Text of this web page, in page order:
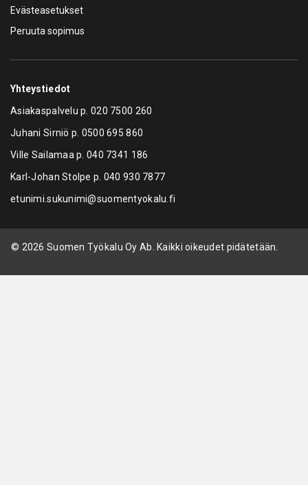
Evästeasetukset
Peruuta sopimus
Yhteystiedot
Asiakaspalvelu p.020 7500 260
Juhani Sirniö p. 0500 695 860
Ville Sailamaa p.040 7341 186
Karl-Johan Stolpe p. 040 930 7877
etunimi.sukunimi@suomentyokalu.fi
© 2026 Suomen Työkalu Oy Ab. Kaikki oikeudet pidätetään.